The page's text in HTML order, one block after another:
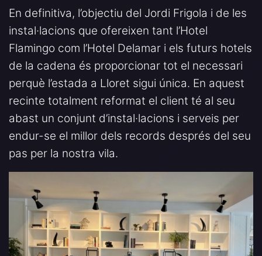
En definitiva, l’objectiu del Jordi Frigola i de les
instal·lacions que ofereixen tant l’Hotel
Flamingo com l’Hotel Delamar i els futurs hotels
de la cadena és proporcionar tot el necessari
perquè l’estada a Lloret sigui única. En aquest
recinte totalment reformat el client té al seu
abast un conjunt d’instal·lacions i serveis per
endur-se el millor dels records després del seu
pas per la nostra vila.